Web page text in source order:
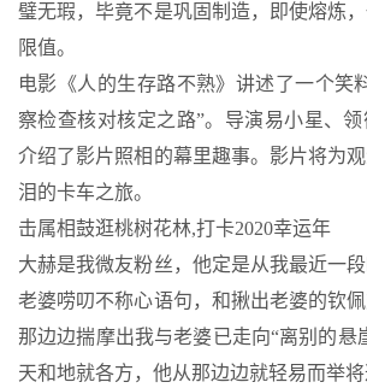
璧无瑕，毕竟不是巩固制造，即使熔炼
限值。
电影《人的生存路不熟》讲述了一个笑
察检查核对核定之路”。导演易小星、
介绍了影片照相的幕里趣事。影片将为
泪的卡车之旅。
击属相鼓逛桃树花林,打卡2020幸运年
大赫是我微友粉丝，他定是从我最近一
老婆唠叨不称心语句，和揪出老婆的钦
那边边揣摩出我与老婆已走向“离别的悬
天和地就各方，他从那边边就轻易而举将